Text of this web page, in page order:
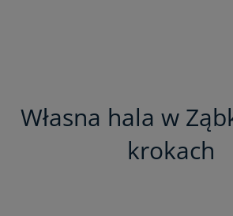
Własna hala w
krokach